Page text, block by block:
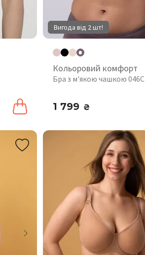
Вигода від 2 шт!
Кольоровий комфорт
Бра з м'якою чашкою 046C
1 799 ₴